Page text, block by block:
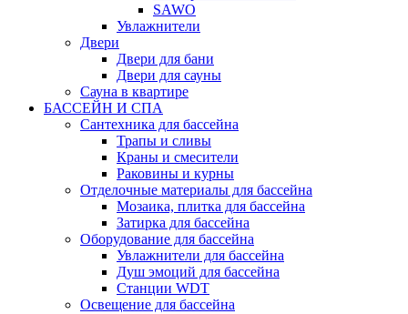
SAWO
Увлажнители
Двери
Двери для бани
Двери для сауны
Сауна в квартире
БАССЕЙН И СПА
Сантехника для бассейна
Трапы и сливы
Краны и смесители
Раковины и курны
Отделочные материалы для бассейна
Мозаика, плитка для бассейна
Затирка для бассейна
Оборудование для бассейна
Увлажнители для бассейна
Душ эмоций для бассейна
Станции WDT
Освещение для бассейна